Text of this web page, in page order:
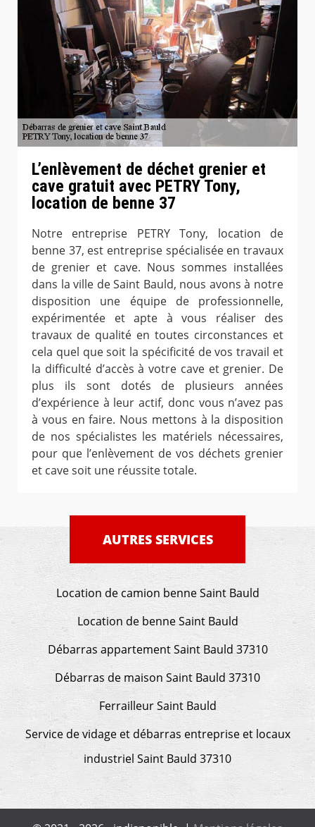
L’enlèvement de déchet grenier et
cave gratuit avec PETRY Tony,
location de benne 37
Notre entreprise PETRY Tony, location de
benne 37, est entreprise spécialisée en travaux
de grenier et cave. Nous sommes installées
dans la ville de Saint Bauld, nous avons à notre
disposition une équipe de professionnelle,
expérimentée et apte à vous réaliser des
travaux de qualité en toutes circonstances et
cela quel que soit la spécificité de vos travail et
la difficulté d’accès à votre cave et grenier. De
plus ils sont dotés de plusieurs années
d’expérience à leur actif, donc vous n’avez pas
à vous en faire. Nous mettons à la disposition
de nos spécialistes les matériels nécessaires,
pour que l’enlèvement de vos déchets grenier
et cave soit une réussite totale.
AUTRES SERVICES
Location de camion benne Saint Bauld
Location de benne Saint Bauld
Débarras appartement Saint Bauld 37310
Débarras de maison Saint Bauld 37310
Ferrailleur Saint Bauld
Service de vidage et débarras entreprise et locaux
industriel Saint Bauld 37310